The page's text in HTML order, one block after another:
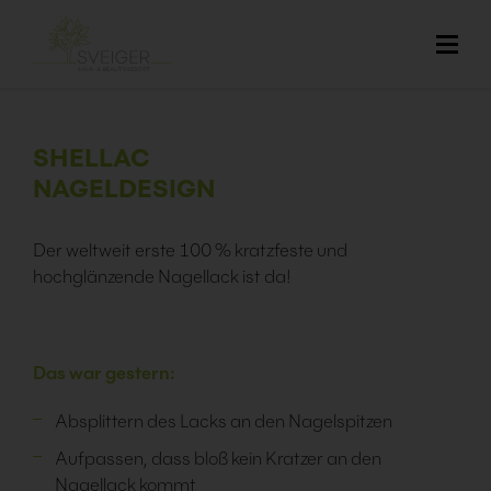
SHELLAC
NAGELDESIGN
Der weltweit erste 100 % kratzfeste und
hochglänzende Nagellack ist da!
Das war gestern:
Absplittern des Lacks an den Nagelspitzen
Aufpassen, dass bloß kein Kratzer an den
Nagellack kommt